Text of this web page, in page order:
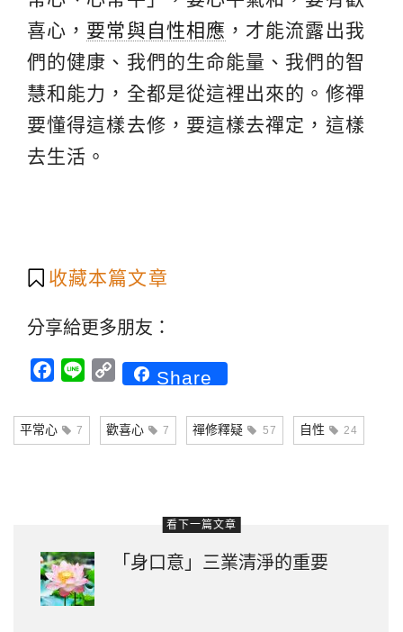
喜心， 要常與自性相應 ，才能流露出我
們的健康、我們的生命能量、我們的智
慧和能力，全都是從這裡出來的。修禪
要懂得這樣去修，要這樣去禪定，這樣
去生活。
收藏本篇文章
分享給更多朋友：
Facebook
Line CopyShare
平常心 7 歡喜心 7 禪修釋疑 57 自性 24
看下一篇文章
「身口意」三業清淨的重要